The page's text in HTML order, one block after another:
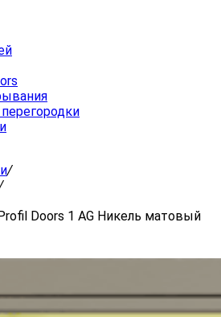
/
Doors 1 AG Никель матовый